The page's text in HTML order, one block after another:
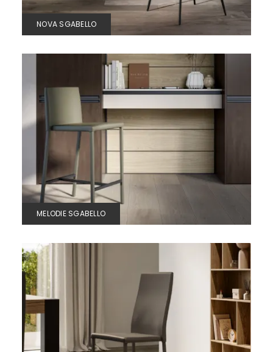
NOVA SGABELLO
MELODIE SGABELLO